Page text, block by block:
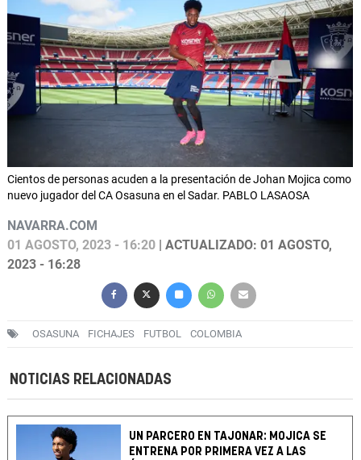
Cientos de personas acuden a la presentación de Johan Mojica como
nuevo jugador del CA Osasuna en el Sadar. PABLO LASAOSA
NAVARRA.COM
01 AGOSTO, 2023 - 16:20 | ACTUALIZADO: 01 AGOSTO,
2023 - 16:28
OSASUNA FICHAJES FUTBOL COLOMBIA
NOTICIAS RELACIONADAS
UN PARCERO EN TAJONAR: MOJICA SE
ENTRENA POR PRIMERA VEZ A LAS